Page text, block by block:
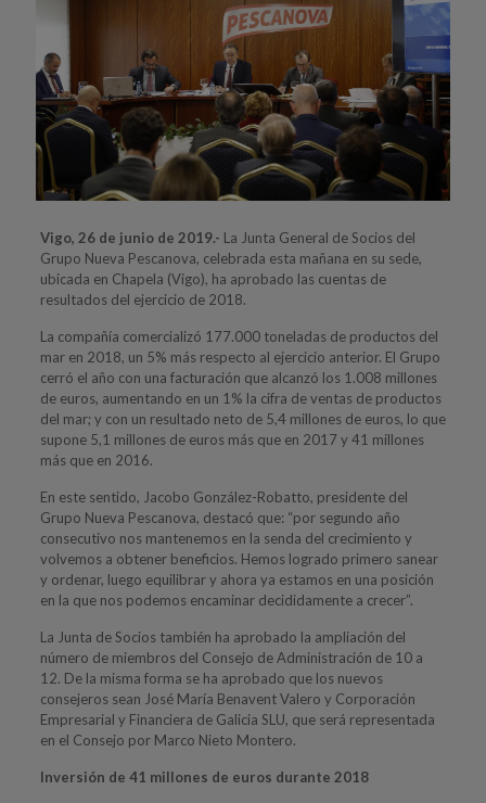
Vigo, 26 de junio de 2019.- La Junta General de Socios del
Grupo Nueva Pescanova, celebrada esta mañana en su sede,
ubicada en Chapela (Vigo), ha aprobado las cuentas de
resultados del ejercicio de 2018.
La compañía comercializó 177.000 toneladas de productos del
mar en 2018, un 5% más respecto al ejercicio anterior. El Grupo
cerró el año con una facturación que alcanzó los 1.008 millones
de euros, aumentando en un 1% la cifra de ventas de productos
del mar; y con un resultado neto de 5,4 millones de euros, lo que
supone 5,1 millones de euros más que en 2017 y 41 millones
más que en 2016.
En este sentido, Jacobo González-Robatto, presidente del
Grupo Nueva Pescanova, destacó que: “por segundo año
consecutivo nos mantenemos en la senda del crecimiento y
volvemos a obtener beneficios. Hemos logrado primero sanear
y ordenar, luego equilibrar y ahora ya estamos en una posición
en la que nos podemos encaminar decididamente a crecer”.
La Junta de Socios también ha aprobado la ampliación del
número de miembros del Consejo de Administración de 10 a
12. De la misma forma se ha aprobado que los nuevos
consejeros sean José María Benavent Valero y Corporación
Empresarial y Financiera de Galicia SLU, que será representada
en el Consejo por Marco Nieto Montero.
Inversión de 41 millones de euros durante 2018